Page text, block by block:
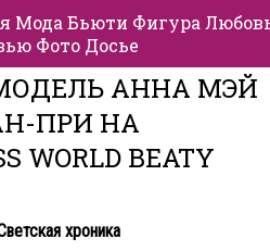
Мода Бьюти Фигура
Фото Досье
АННА МЭЙ
ПРИ НА
WORLD BEATY
хроника